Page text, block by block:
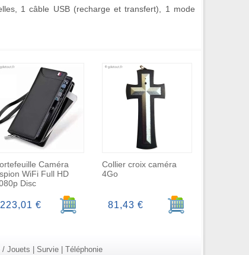
1 câble USB (recharge et transfert), 1 mode
Caméra
WiFi Full HD
Disc
Ajouter au panier
223,01 €
Collier croix caméra
4Go
Ajouter au panier
81,43 €
/ Jouets Survie| Téléphonie